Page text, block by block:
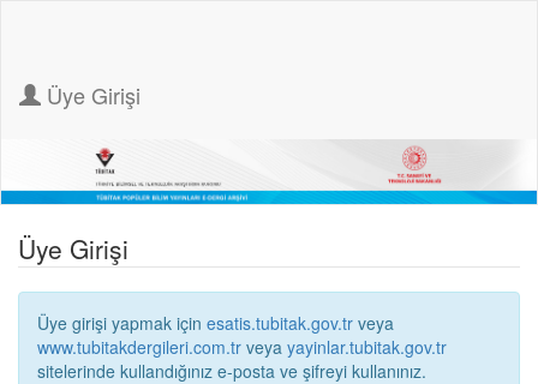
Üye Girişi
Üye Girişi
Üye girişi yapmak için esatis.tubitak.gov.tr veya
www.tubitakdergileri.com.tr veya yayinlar.tubitak.gov.tr
sitelerinde kullandığınız e-posta ve şifreyi kullanınız.